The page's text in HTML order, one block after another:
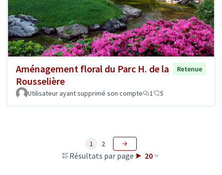
Aménagement floral du Parc H. de la
Rousselière
Retenue
Utilisateur ayant supprimé son compte 1 5
Résultats par page : 20
1 2